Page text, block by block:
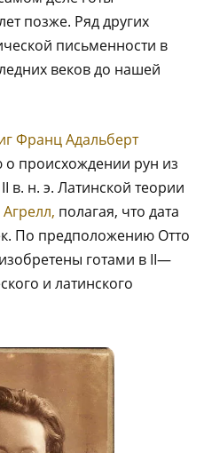
позже. Ряд других
письменности в
веков до нашей
Франц Адальберт
происхождении рун из
в. н. э. Латинской теории
полагая, что дата
По предположению Отто
готами в II—
и латинского